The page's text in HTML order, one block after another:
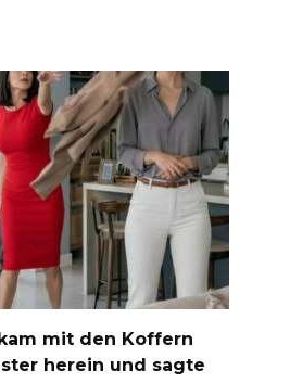
mit den Koffern
herein und sagte